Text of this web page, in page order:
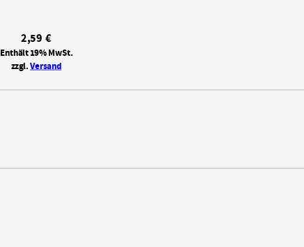
2,59€
Enthält 19% MwSt.
zzgl.Versand